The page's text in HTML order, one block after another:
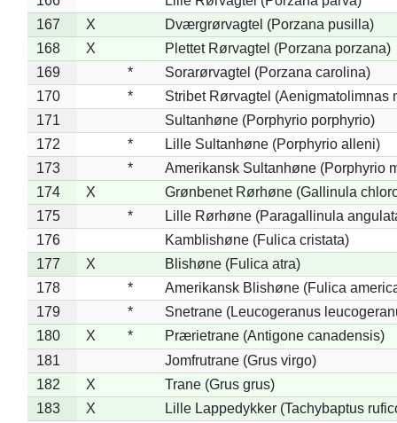
167
X
Dværgrørvagtel (Porzana pusilla)
168
X
Plettet Rørvagtel (Porzana porzana)
169
*
Sorarørvagtel (Porzana carolina)
170
*
Stribet Rørvagtel (Aenigmatolimnas
171
Sultanhøne (Porphyrio porphyrio)
172
*
Lille Sultanhøne (Porphyrio alleni)
173
*
Amerikansk Sultanhøne (Porphyrio
174
X
Grønbenet Rørhøne (Gallinula
175
*
Lille Rørhøne (Paragallinula
176
Kamblishøne (Fulica cristata)
177
X
Blishøne (Fulica atra)
178
*
Amerikansk Blishøne (Fulica
179
*
Snetrane (Leucogeranus
180
X *
Prærietrane (Antigone canadensis)
181
Jomfrutrane (Grus virgo)
182
X
Trane (Grus grus)
183
X
Lille Lappedykker (Tachybaptus